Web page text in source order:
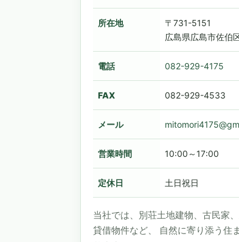
所在地
〒731-5151
広島県広島市佐伯
電話 082-929-4175
FAX 082-929-4533
メール
営業時間 10:00～17:00
定休日 土日祝日
当社では、別荘土地建物、古民家
貸借物件など、 自然に寄り添う住